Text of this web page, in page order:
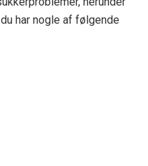
har nogle af følgende